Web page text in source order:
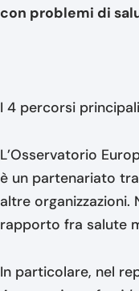
con problemi di
I 4 percorsi
L’Osservatorio
è un partenariato
altre
rapporto fra salute
In particolare, nel